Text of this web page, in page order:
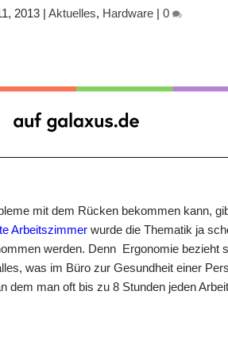
2013| Aktuelles, Hardware| 0
mit dem Rücken bekommen kann,
Arbeitszimmer wurde die Thematik ja
werden. Denn Ergonomie bezieht
was im Büro zur Gesundheit einer
dem man oft bis zu 8 Stunden jeden